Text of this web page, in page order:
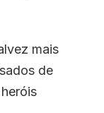
mais
de